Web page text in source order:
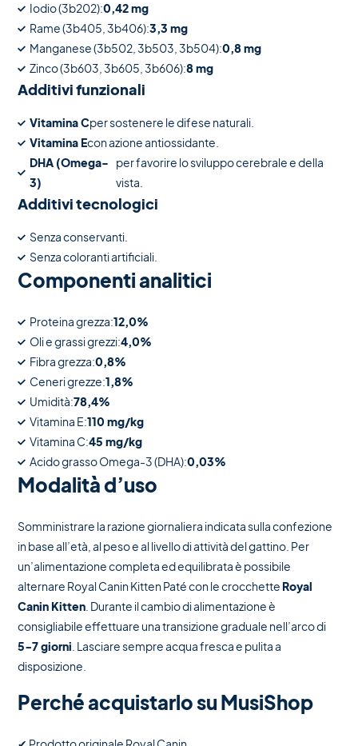
Iodio (3b202):0,42 mg
Rame (3b405, 3b406):3,3 mg
Manganese (3b502, 3b503, 3b504):0,8 mg
Zinco (3b603, 3b605, 3b606):8 mg
Additivi funzionali
Vitamina Cper sostenere le difese naturali.
Vitamina Econ azione antiossidante.
DHA (Omega-
3)
per favorire lo sviluppo cerebrale e della
vista.
Additivi tecnologici
Senza conservanti.
Senza coloranti artificiali.
Componenti analitici
Proteina grezza:12,0%
Oli e grassi grezzi:4,0%
Fibra grezza:0,8%
Ceneri grezze:1,8%
Umidità:78,4%
Vitamina E:110 mg/kg
Vitamina C:45 mg/kg
Acido grasso Omega-3 (DHA):0,03%
Modalità d’uso
Somministrare la razione giornaliera indicata sulla confezione
in base all’età, al peso e al livello di attività del gattino. Per
un’alimentazione completa ed equilibrata è possibile
alternare Royal Canin Kitten Paté con le crocchette Royal
Canin Kitten . Durante il cambio di alimentazione è
consigliabile effettuare una transizione graduale nell’arco di
5-7 giorni . Lasciare sempre acqua fresca e pulita a
disposizione.
Perché acquistarlo su MusiShop